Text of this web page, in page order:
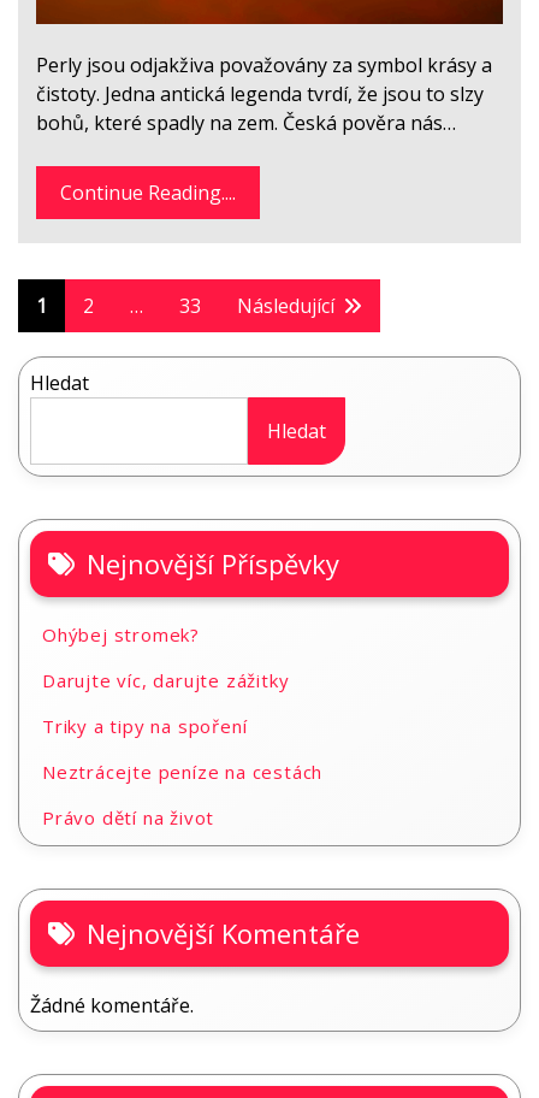
Perly jsou odjakživa považovány za symbol krásy a
čistoty. Jedna antická legenda tvrdí, že jsou to slzy
bohů, které spadly na zem. Česká pověra nás…
Continue Reading....
Stránkování
příspěvků
1 2 … 33 Následující
Hledat
Hledat
Nejnovější Příspěvky
Ohýbej stromek?
Darujte víc, darujte zážitky
Triky a tipy na spoření
Neztrácejte peníze na cestách
Právo dětí na život
Nejnovější Komentáře
Žádné komentáře.